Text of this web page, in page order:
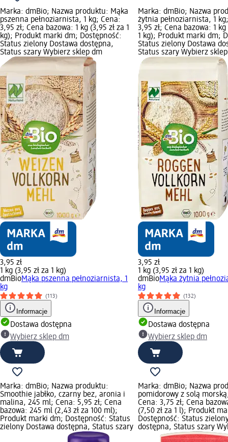
Marka: dmBio; Nazwa produktu: Mąka
pszenna pełnoziarnista, 1 kg; Cena:
3,95 zł; Cena bazowa: 1 kg (3,95 zł za 1
kg); Produkt marki dm; Dostępność:
Status zielony Dostawa dostępna,
Status szary Wybierz sklep dm
3,95 zł
1 kg (3,95 zł za 1 kg)
dmBioMąka pszenna pełnoziarnista, 1
kg
(113)
Informacje
Dostawa dostępna
Wybierz sklep dm
Marka: dmBio; Nazwa
żytnia pełnoziarnista, 1
3,95 zł; Cena bazowa: 1 kg
1 kg); Produkt marki dm;
Status zielony Dostawa
Status szary Wybierz
3,95 zł
1 kg (3,95 zł za 1 kg)
dmBioMąka żytnia
kg
(132)
Informacje
Dostawa dostępna
Wybierz sklep dm
Marka: dmBio; Nazwa produktu:
Smoothie jabłko, czarny bez, aronia i
malina, 245 ml; Cena: 5,95 zł; Cena
bazowa: 245 ml (2,43 zł za 100 ml);
Produkt marki dm; Dostępność: Status
zielony Dostawa dostępna, Status szary
Marka: dmBio; Nazwa
pomidorowy z solą
Cena: 3,75 zł; Cena
(7,50 zł za 1 l); Produkt
Dostępność: Status
dostępna, Status szary